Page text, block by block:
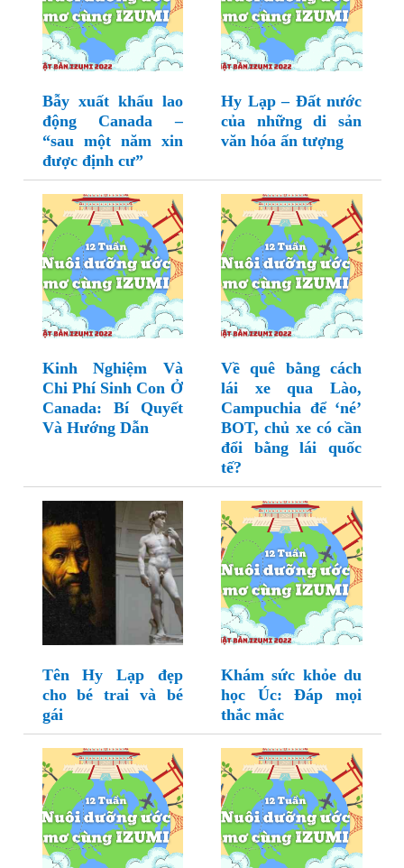
Bẫy xuất khẩu lao
động Canada –
“sau một năm xin
được định cư”
Hy Lạp – Đất nước
của những di sản
văn hóa ấn tượng
Kinh Nghiệm Và
Chi Phí Sinh Con Ở
Canada: Bí Quyết
Và Hướng Dẫn
Về quê bằng cách
lái xe qua Lào,
Campuchia để ‘né’
BOT, chủ xe có cần
đổi bằng lái quốc
tế?
Tên Hy Lạp đẹp
cho bé trai và bé
gái
Khám sức khỏe du
học Úc: Đáp mọi
thắc mắc